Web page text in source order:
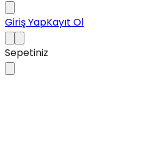
Giriş YapKayıt Ol
Sepetiniz